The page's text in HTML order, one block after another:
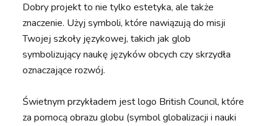
Dobry projekt to nie tylko estetyka, ale także
znaczenie. Użyj symboli, które nawiązują do misji
Twojej szkoły językowej, takich jak glob
symbolizujący naukę języków obcych czy skrzydła
oznaczające rozwój.
Świetnym przykładem jest logo British Council, które
za pomocą obrazu globu (symbol globalizacji i nauki